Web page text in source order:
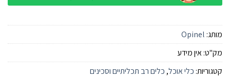
מותג: Opinel
מק"ט:אין מידע
קטגוריות: כלי אוכל, כלים רב תכליתיים וסכינים